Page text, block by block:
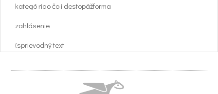
kategó riao čo i destopážforma
zahlásenie
(sprievodný text